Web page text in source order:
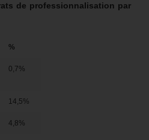
de professionnalisation par
%
0,7%
14,5%
4,8%